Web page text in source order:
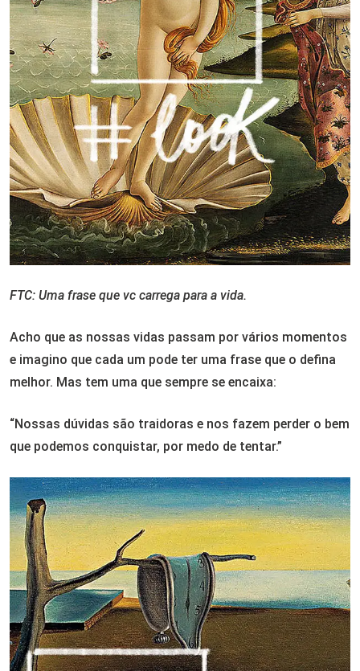
FTC: Uma frase que vc carrega para a vida.
Acho que as nossas vidas passam por vários momentos
e imagino que cada um pode ter uma frase que o defina
melhor. Mas tem uma que sempre se encaixa:
“Nossas dúvidas são traidoras e nos fazem perder o bem
que podemos conquistar, por medo de tentar.”